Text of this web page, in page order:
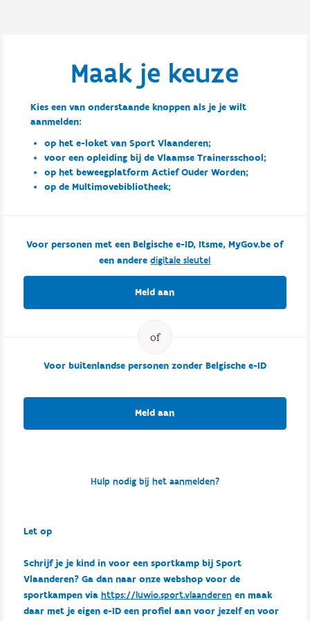
Maak je keuze
Kies een van onderstaande knoppen als je je wilt
aanmelden:
op het e-loket van Sport Vlaanderen;
voor een opleiding bij de Vlaamse Trainersschool;
op het beweegplatform Actief Ouder Worden;
op de Multimovebibliotheek;
Voor personen met een Belgische e-ID, Itsme, MyGov.be of
een anderedigitale sleutel
Meld aan
Voor buitenlandse personen zonder Belgische e-ID
Meld aan
Hulp nodig bij het aanmelden?
Let op
Schrijf je je kind in voor een sportkamp bij Sport
Vlaanderen? Ga dan naar onze webshop voor de
sportkampen via https://luwio.sport.vlaanderenen maak
daar met je eigen e-ID een profiel aan voor jezelf en voor